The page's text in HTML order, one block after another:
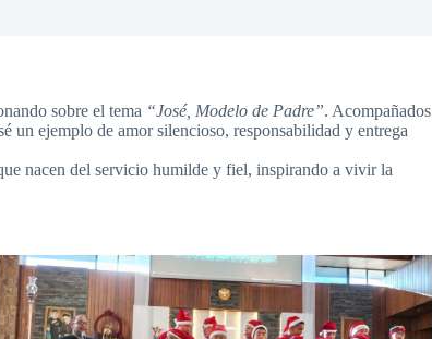
sobre el tema “José, Modelo de Padre”. Acompañados
un ejemplo de amor silencioso, responsabilidad y entrega
nacen del servicio humilde y fiel, inspirando a vivir la